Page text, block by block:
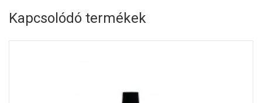
Kapcsolódó termékek